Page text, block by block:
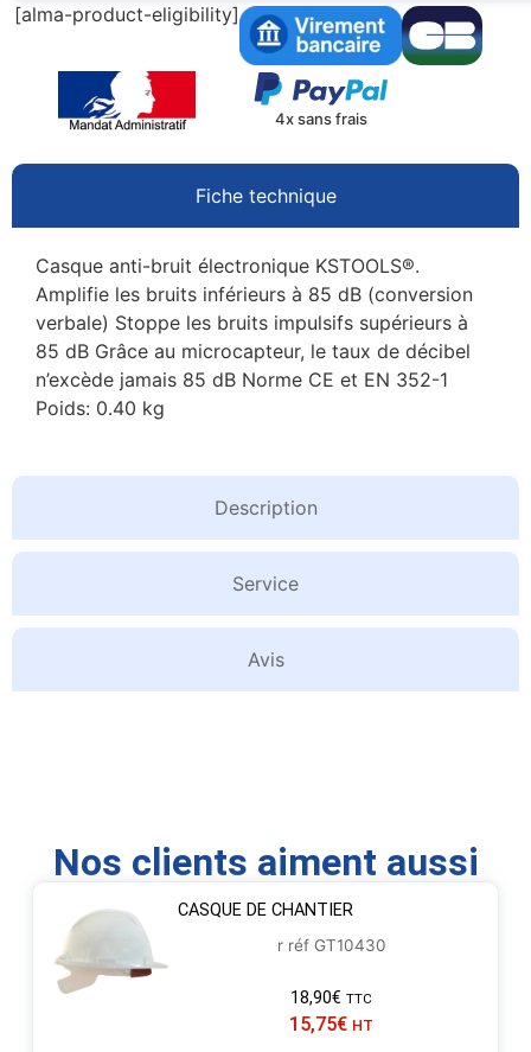
[alma-product-eligibility]
4x sans frais
Fiche technique
Description
Service
Avis
Casque anti-bruit électronique KSTOOLS®.
Amplifie les bruits inférieurs à 85 dB (conversion
verbale) Stoppe les bruits impulsifs supérieurs à
85 dB Grâce au microcapteur, le taux de décibel
n’excède jamais 85 dB Norme CE et EN 352-1
Poids: 0.40 kg
Nos clients aiment aussi
CASQUE DE CHANTIER
r réf GT10430
18,90€ TTC
15,75€ HT